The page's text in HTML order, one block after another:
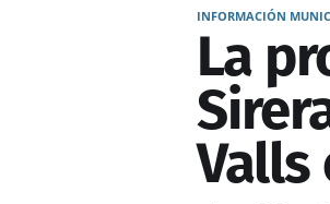
INFORMACIÓN
La
Valls